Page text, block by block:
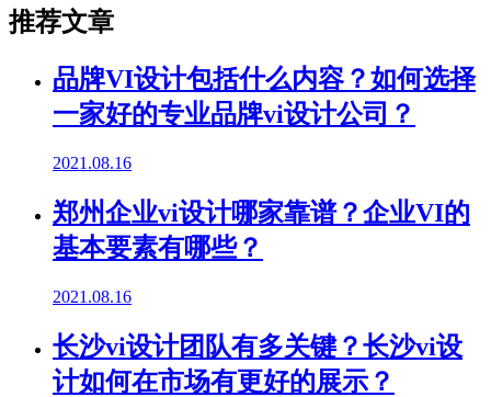
推荐文章
品牌VI设计包括什么内容？如何选择
一家好的专业品牌vi设计公司？
2021.08.16
郑州企业vi设计哪家靠谱？企业VI的
基本要素有哪些？
2021.08.16
长沙vi设计团队有多关键？长沙vi设
计如何在市场有更好的展示？